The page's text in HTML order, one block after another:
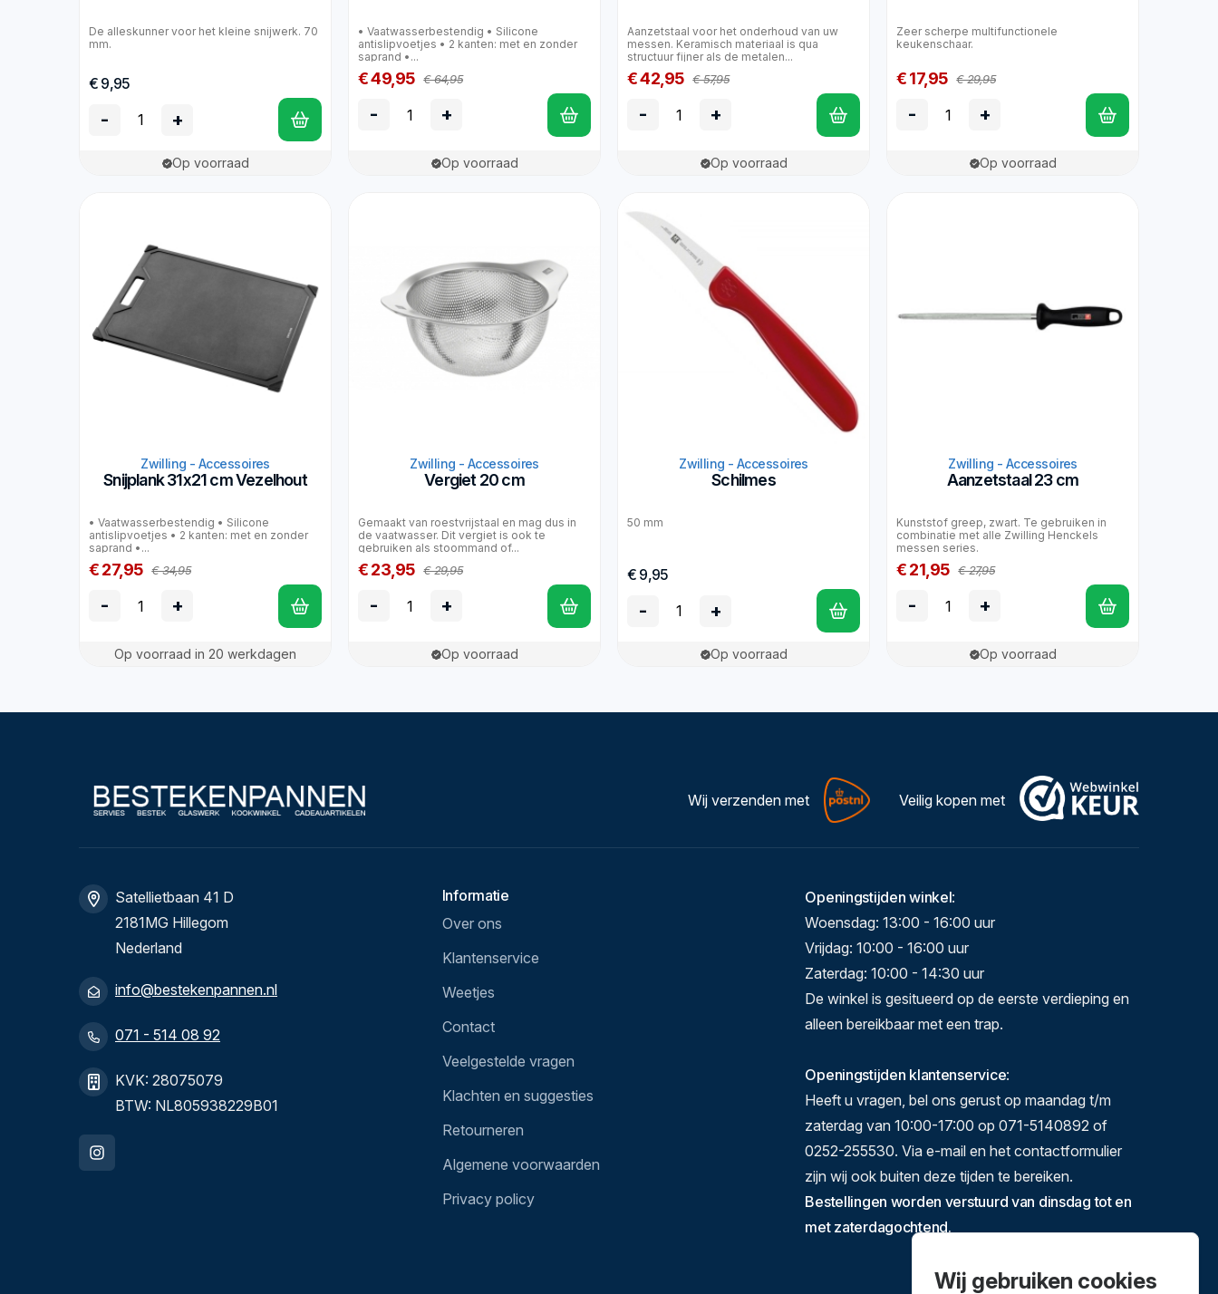
De alleskunner voor het kleine snijwerk. 70
mm.
€ 9,95
- +
Op voorraad
• Vaatwasserbestendig • Silicone
antislipvoetjes • 2 kanten: met en zonder
saprand •...
€ 49,95 € 64,95
- +
Op voorraad
Aanzetstaal voor het onderhoud van uw
messen. Keramisch materiaal is qua
structuur fijner als de metalen...
€ 42,95 € 57,95
- +
Op voorraad
Zeer scherpe multifunctionele
keukenschaar.
€ 17,95 € 29,95
- +
Op voorraad
Zwilling - Accessoires
Snijplank 31x21 cm Vezelhout
• Vaatwasserbestendig • Silicone
antislipvoetjes • 2 kanten: met en zonder
saprand •...
€ 27,95 € 34,95
- +
Op voorraad in 20 werkdagen
Zwilling - Accessoires
Vergiet 20 cm
Gemaakt van roestvrijstaal en mag dus in
de vaatwasser. Dit vergiet is ook te
gebruiken als stoommand of...
€ 23,95 € 29,95
- +
Op voorraad
Zwilling - Accessoires
Schilmes
50 mm
€ 9,95
- +
Op voorraad
Zwilling - Accessoires
Aanzetstaal 23 cm
Kunststof greep, zwart. Te gebruiken in
combinatie met alle Zwilling Henckels
messen series.
€ 21,95 € 27,95
- +
Op voorraad
Wij verzenden met Veilig kopen met
Satellietbaan 41 D
2181MG Hillegom
Nederland
info@bestekenpannen.nl
071 - 514 08 92
KVK: 28075079
BTW: NL805938229B01
Informatie
Over ons
Klantenservice
Weetjes
Contact
Veelgestelde vragen
Klachten en suggesties
Retourneren
Algemene voorwaarden
Privacy policy
Openingstijden winkel:
Woensdag: 13:00 - 16:00 uur
Vrijdag: 10:00 - 16:00 uur
Zaterdag: 10:00 - 14:30 uur
De winkel is gesitueerd op de eerste verdieping en
alleen bereikbaar met een trap.
Openingstijden klantenservice:
Heeft u vragen, bel ons gerust op maandag t/m
zaterdag van 10:00-17:00 op 071-5140892 of
0252-255530. Via e-mail en het contactformulier
zijn wij ook buiten deze tijden te bereiken.
Bestellingen worden verstuurd van dinsdag tot en
met zaterdagochtend.
Wij gebruiken cookies